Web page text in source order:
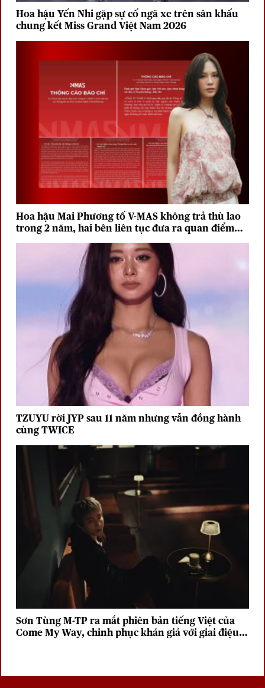
Hoa hậu Yến Nhi gặp sự cố ngã xe trên sân khấu
chung kết Miss Grand Việt Nam 2026
Hoa hậu Mai Phương tố V-MAS không trả thù lao
trong 2 năm, hai bên liên tục đưa ra quan điểm
trái chiều
TZUYU rời JYP sau 11 năm nhưng vẫn đồng hành
cùng TWICE
Sơn Tùng M-TP ra mắt phiên bản tiếng Việt của
Come My Way, chinh phục khán giả với giai điệu